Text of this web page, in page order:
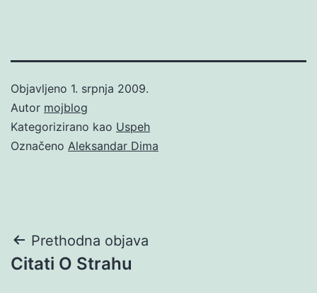
Objavljeno 1. srpnja 2009.
Autor mojblog
Kategorizirano kao Uspeh
Označeno Aleksandar Dima
Navigacija
objava
Prethodna objava
Citati O Strahu